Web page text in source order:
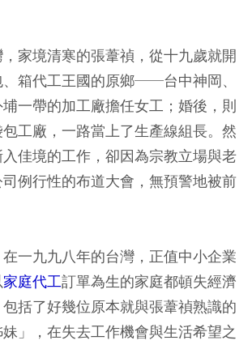
家境清寒的張葦禎，從十九歲就開
箱代工王國的原鄉──台中神岡、
一帶的加工廠擔任女工；婚後，則
工廠，一路當上了生產線組長。然
佳境的工作，卻因為宗教立場與老
例行性的布道大會，無預警地被前
一九九八年的台灣，正值中小企業
家庭代工訂單為生的家庭都頓失經濟
括了好幾位原本就與張葦禎熟識的
妹」，在失去工作機會與生活希望之